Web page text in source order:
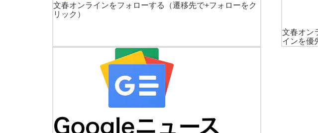
文春オンラインをフォローする
（遷移先で+フォローをク
リック）
文春オン
インを優